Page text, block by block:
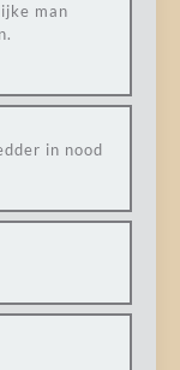
man
in nood